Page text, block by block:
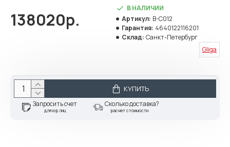
138020р.
В НАЛИЧИИ
Артикул: B-C012
Гарантия: 4640122116201
Склад: Санкт-Петербург
Gliga
КУПИТЬ
Запросить счет
для юр.лиц
Сколько доставка?
расчет стоимости